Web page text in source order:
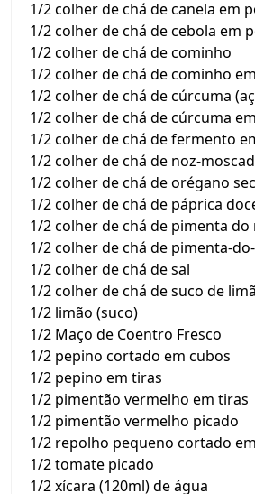
1/2 colher de chá de canela em
1/2 colher de chá de cebola em
1/2 colher de chá de cominho
1/2 colher de chá de cominho
1/2 colher de chá de cúrcuma
1/2 colher de chá de cúrcuma
1/2 colher de chá de fermento
1/2 colher de chá de noz-
1/2 colher de chá de orégano
1/2 colher de chá de páprica
1/2 colher de chá de pimenta
1/2 colher de chá de pimenta-
1/2 colher de chá de sal
1/2 colher de chá de suco de
1/2 limão (suco)
1/2 Maço de Coentro Fresco
1/2 pepino cortado em cubos
1/2 pepino em tiras
1/2 pimentão vermelho em tiras
1/2 pimentão vermelho picado
1/2 repolho pequeno cortado
1/2 tomate picado
1/2 xícara (120ml) de água